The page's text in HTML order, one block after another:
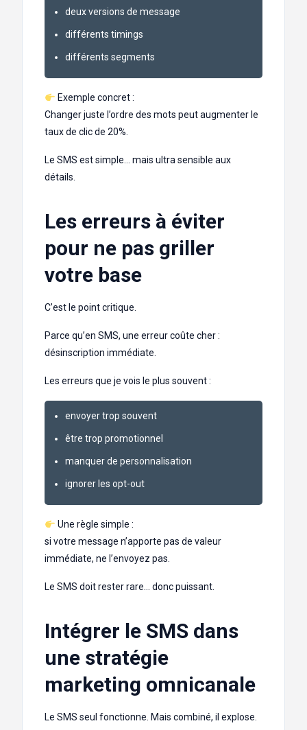
deux versions de message
différents timings
différents segments
Exemple concret :
Changer juste l’ordre des mots peut augmenter le
taux de clic de 20%.
Le SMS est simple… mais ultra sensible aux
détails.
Les erreurs à éviter
pour ne pas griller
votre base
C’est le point critique.
Parce qu’en SMS, une erreur coûte cher :
désinscription immédiate.
Les erreurs que je vois le plus souvent :
envoyer trop souvent
être trop promotionnel
manquer de personnalisation
ignorer les opt-out
Une règle simple :
si votre message n’apporte pas de valeur
immédiate, ne l’envoyez pas.
Le SMS doit rester rare… donc puissant.
Intégrer le SMS dans
une stratégie
marketing omnicanale
Le SMS seul fonctionne. Mais combiné, il explose.